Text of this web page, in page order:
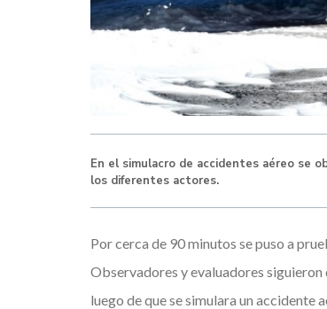
En el simulacro de accidentes aéreo se
los diferentes actores.
Por cerca de 90 minutos se puso a
Observadores y evaluadores
luego de que se simulara un accidente